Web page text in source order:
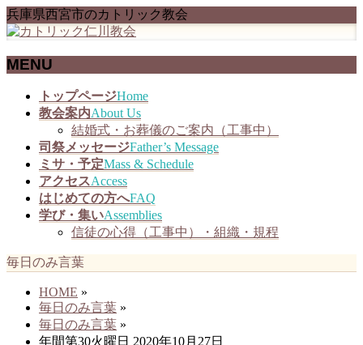
兵庫県西宮市のカトリック教会
MENU
トップページHome
教会案内About Us
結婚式・お葬儀のご案内（工事中）
司祭メッセージFather’s Message
ミサ・予定Mass & Schedule
アクセスAccess
はじめての方へFAQ
学び・集いAssemblies
信徒の心得（工事中）・組織・規程
毎日のみ言葉
HOME »
毎日のみ言葉 »
毎日のみ言葉 »
年間第30火曜日 2020年10月27日